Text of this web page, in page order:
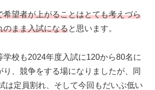
希望者が上がることはとても考えづら
のまま入試になると思います。
学校も2024年度入試に120から80名に
り、競争をする場になりましたが、同
は定員割れ、そして今回もだいぶ低い